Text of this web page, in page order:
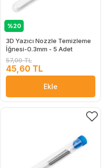
%20
3D Yazıcı Nozzle Temizleme
İğnesi-0.3mm - 5 Adet
57,00 TL
45,60 TL
Ekle